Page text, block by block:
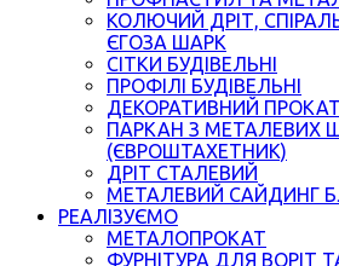
КОЛЮЧИЙ ДРІТ,
ЄГОЗА ШАРК
СІТКИ БУДІВЕЛЬНІ
ПРОФІЛІ БУДІВЕЛЬНІ
ДЕКОРАТИВНИЙ ПРОКАТ
ПАРКАН З МЕТАЛЕВИХ
(ЄВРОШТАХЕТНИК)
ДРІТ СТАЛЕВИЙ
МЕТАЛЕВИЙ САЙДИНГ
РЕАЛІЗУЄМО
МЕТАЛОПРОКАТ
ФУРНІТУРА ДЛЯ ВОРІТ